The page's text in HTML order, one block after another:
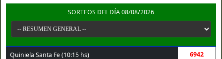
SORTEOS DEL DÍA 08/08/2026
Quiniela Santa Fe (10:15 hs) 6942